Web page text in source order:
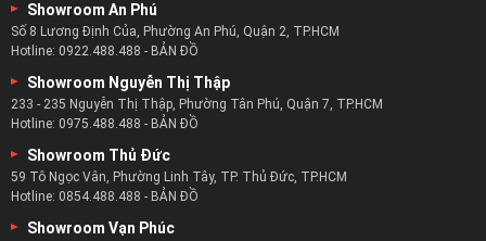
Showroom An Phú
Số 8 Lương Định Của, Phường An Phú, Quận 2, TP.HCM
Hotline: 0922.488.488 - BẢN ĐỒ
Showroom Nguyễn Thị Thập
233 - 235 Nguyễn Thị Thập, Phường Tân Phú, Quận 7, TP.HCM
Hotline: 0975.488.488 - BẢN ĐỒ
Showroom Thủ Đức
59 Tô Ngọc Vân, Phường Linh Tây, TP. Thủ Đức, TP.HCM
Hotline: 0854.488.488 - BẢN ĐỒ
Showroom Vạn Phúc